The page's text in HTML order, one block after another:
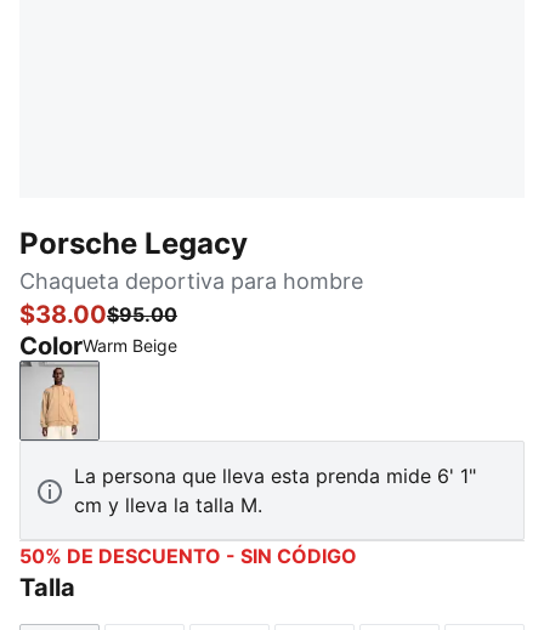
Porsche Legacy
Chaqueta deportiva para hombre
$38.00$95.00
ColorWarm Beige
Warm Beige
La persona que lleva esta prenda mide 6' 1"
cm y lleva la talla M.
50% DE DESCUENTO - SIN CÓDIGO
Talla